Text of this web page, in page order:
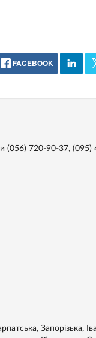
FACEBOOK
(056) 720-90-37, (095)
Запорізька,